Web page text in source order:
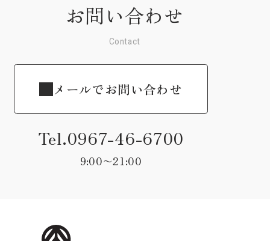
お問い合わせ
Contact
メールでお問い合わせ
Tel.0967-46-6700
9:00〜21:00